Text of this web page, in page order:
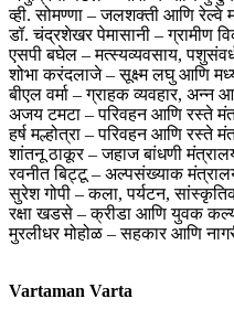
व्ही. सोमण्णा – जलशक्ती आणि रेल्वे
डॉ. चंद्रशेखर पेमासानी – ग्रामीण
एसपी बघेल – मत्स्यव्यवसाय,
शोभा करंदलाजे – सूक्ष्म लघु आणि
बीएल वर्मा – ग्राहक व्यवहार, अन्न
अजय टमटा – परिवहन आणि रस्ते
हर्ष मल्होत्रा – परिवहन आणि रस्ते
शांतनू ठाकूर – जहाज बांधणी
रवनीत बिट्टू – अल्पसंख्याक
सुरेश गोपी – कला, पर्यटन,
रक्षा खडसे – क्रीडा आणि युवक
मुरलीधर मोहोळ – सहकार आणि
Vartaman Varta